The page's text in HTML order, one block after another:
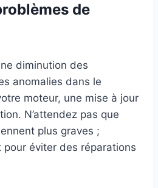
de
diminution des
anomalies dans le
moteur, une mise à jour
N’attendez pas que
plus graves ;
pour éviter des réparations